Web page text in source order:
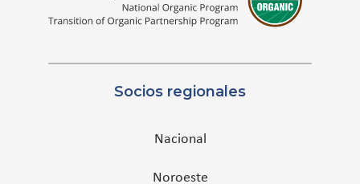
Socios regionales
Nacional
Noroeste